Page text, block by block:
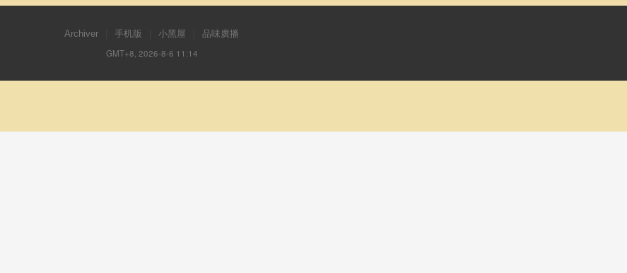
Archiver 手机版 小黑屋 品味廣播
GMT+8, 2026-8-6 11:14